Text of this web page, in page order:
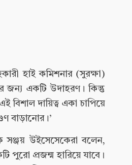
হাই কমিশনার (সুরক্ষা)
জন্য একটি উদাহরণ। কিন্তু
বিশাল দায়িত্ব একা চাপিয়ে
বাড়ানোর।’
সঞ্জয় উইসেসেকেরা বলেন,
পুরো প্রজন্ম হারিয়ে যাবে।